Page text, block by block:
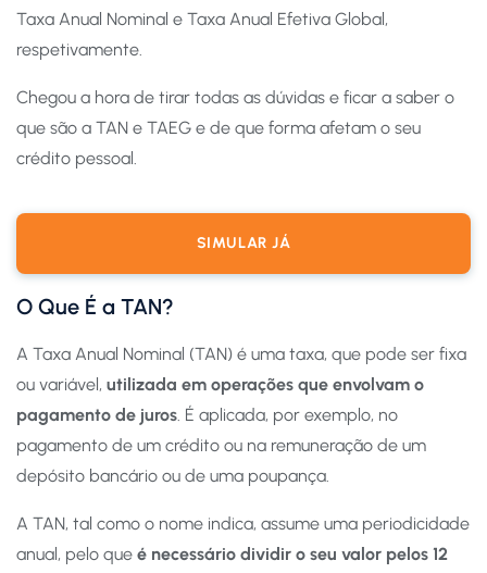
Taxa Anual Nominal e Taxa Anual Efetiva Global,
respetivamente.
Chegou a hora de tirar todas as dúvidas e ficar a saber o
que são a TAN e TAEG e de que forma afetam o seu
crédito pessoal.
SIMULAR JÁ
O Que É a TAN?
A Taxa Anual Nominal (TAN) é uma taxa, que pode ser fixa
ou variável, utilizada em operações que envolvam o
pagamento de juros. É aplicada, por exemplo, no
pagamento de um crédito ou na remuneração de um
depósito bancário ou de uma poupança.
A TAN, tal como o nome indica, assume uma periodicidade
anual, pelo que é necessário dividir o seu valor pelos 12